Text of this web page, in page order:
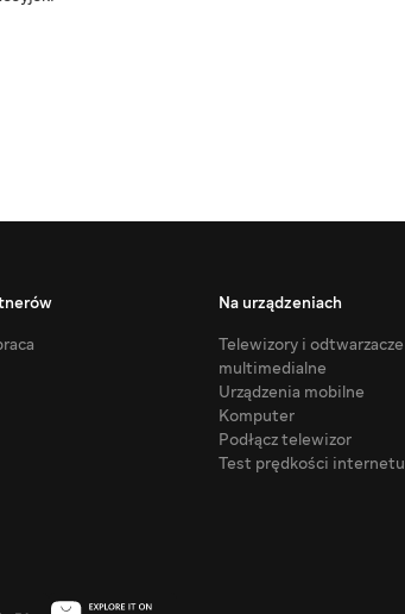
Na urządzeniach
Telewizory i odtwarzacze
multimedialne
Urządzenia mobilne
Komputer
Podłącz telewizor
Test prędkości internetu